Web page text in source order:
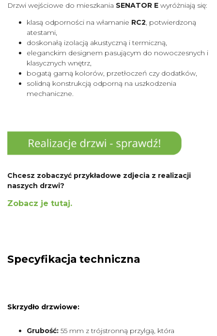
Drzwi wejściowe do mieszkania SENATOR E wyróżniają się:
klasą odporności na włamanie RC2, potwierdzoną
atestami,
doskonałą izolacją akustyczną i termiczną,
eleganckim designem pasującym do nowoczesnych i
klasycznych wnętrz,
bogatą gamą kolorów, przetłoczeń czy dodatków,
solidną konstrukcją odporną na uszkodzenia
mechaniczne.
Chcesz zobaczyć przykładowe zdjecia z realizacji
naszych drzwi?
Zobacz je tutaj.
Specyfikacja techniczna
Skrzydło drzwiowe:
Grubość: 55 mm z trójstronną przylgą, która